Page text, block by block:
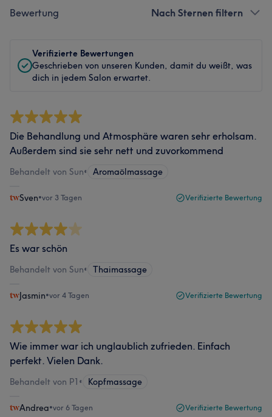
Bewertung Nach Sternen filtern
Verifizierte Bewertungen
Geschrieben von unseren Kunden, damit du weißt, was
dich in jedem Salon erwartet.
Die Behandlung und Atmosphäre waren sehr erholsam.
Außerdem sind sie sehr nett und zuvorkommend
Behandelt von Sun• Aromaölmassage
Sven•vor 3 Tagen Verifizierte Bewertung
Es war schön
Behandelt von Sun• Thaimassage
Jasmin•vor 4 Tagen Verifizierte Bewertung
Wie immer war ich unglaublich zufrieden. Einfach
perfekt. Vielen Dank.
Behandelt von P1 • Kopfmassage
Andrea•vor 6 Tagen Verifizierte Bewertung